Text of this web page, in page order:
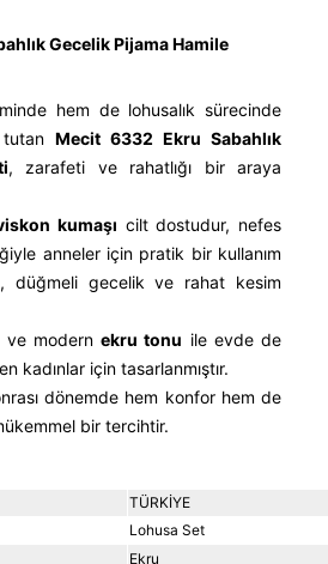
Gecelik Pijama Hamile
hem de lohusalık sürecinde
Mecit 6332 Ekru Sabahlık
, zarafeti ve rahatlığı bir araya
kumaşı cilt dostudur, nefes
anneler için pratik bir kullanım
düğmeli gecelik ve rahat kesim
ve modernekru tonu ile evde de
kadınlar için tasarlanmıştır.
dönemde hem konfor hem de
bir tercihtir.
TÜRKİYE
Lohusa Set
Ekru